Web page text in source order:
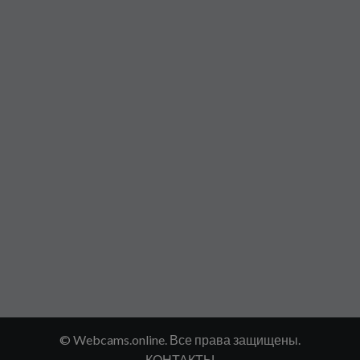
© Webcams.online. Все права защищены.